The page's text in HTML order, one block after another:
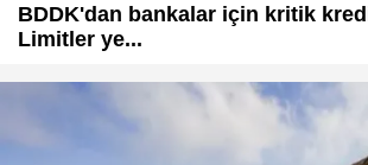
BDDK'dan bankalar için kritik
Limitler ye...